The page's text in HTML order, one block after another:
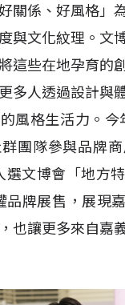
關係、好風格」
與文化紋理。文
這些在地孕育的
多人透過設計與
風格生活力。今
團隊參與品牌
選文博會「地方
品牌展售，展現
也讓更多來自嘉